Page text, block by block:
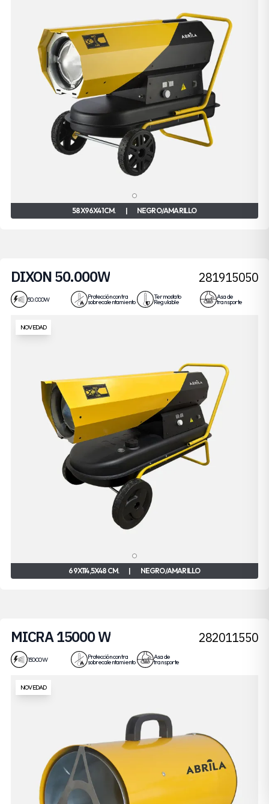
58X96X41 CM. | NEGRO/AMARILLO
DIXON 50.000W 281915050
50.000W Protección contra
sobrecalentamiento
Termostato
Regulable
Asa de
transporte
NOVEDAD
69X114,5X48 CM. | NEGRO/AMARILLO
MICRA 15000 W 282011550
15000 W Protección contra
sobrecalentamiento
Asa de
transporte
NOVEDAD